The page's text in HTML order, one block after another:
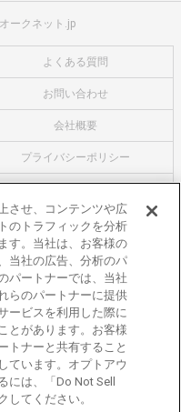
ークネット.jp
よくある質問
お問い合わせ
会社概要
プライバシーポリシー
タルバイク
号
ット
させ、コンテンツや広
のトラフィックを分析
す。当社は、お客様の
当社の広告、分析のパ
パートナーでは、当社
らのパートナーに提供
ービスを利用した際に
とがあります。お客様
トナーと共有すること
ています。オプトアウ
には、「Do Not Sell
してください。